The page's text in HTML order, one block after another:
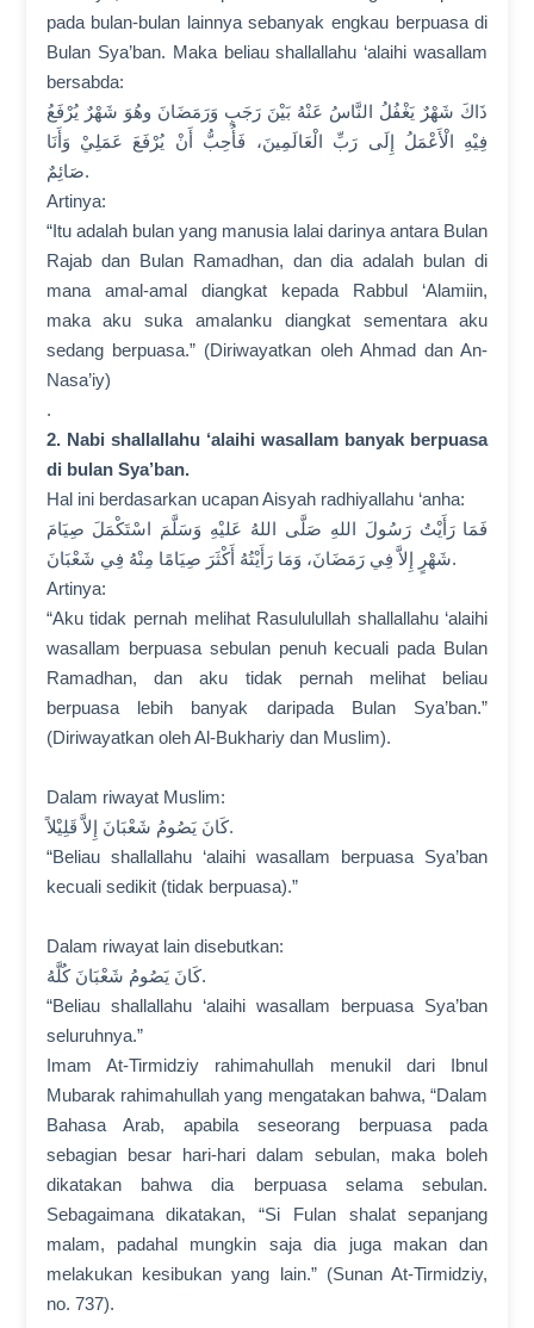
pada bulan-bulan lainnya sebanyak engkau berpuasa di
Bulan Sya’ban. Maka beliau shallallahu ‘alaihi wasallam
bersabda:
ذَاكَ شَهْرٌ يَغْفُلُ النَّاسُ عَنْهُ بَيْنَ رَجَبٍ وَرَمَضَانَ وهُوَ شَهْرٌ يُرْفَعُ
فِيْهِ الْأَعْمَلُ إِلَی رَبِّ الْعَالَمِينَ، فَأُحِبُّ أَنْ يُرْفَعَ عَمَلِيْ وَأَنَا
صَائِمٌ.
Artinya:
“Itu adalah bulan yang manusia lalai darinya antara Bulan
Rajab dan Bulan Ramadhan, dan dia adalah bulan di
mana amal-amal diangkat kepada Rabbul ‘Alamiin,
maka aku suka amalanku diangkat sementara aku
sedang berpuasa.” (Diriwayatkan oleh Ahmad dan An-
Nasa’iy)
.
2. Nabi shallallahu ‘alaihi wasallam banyak berpuasa
di bulan Sya’ban.
Hal ini berdasarkan ucapan Aisyah radhiyallahu ‘anha:
فَمَا رَأَيْتُ رَسُولَ اللهِ صَلَّی اللهُ عَليْهِ وَسَلَّمَ اسْتَكْمَلَ صِيَامَ
شَهْرٍ إِلاَّ فِي رَمَضَانَ، وَمَا رَأَيْتُهُ أَكْثَرَ صِيَامًا مِنْهُ فِي شَعْبَانَ.
Artinya:
“Aku tidak pernah melihat Rasululullah shallallahu ‘alaihi
wasallam berpuasa sebulan penuh kecuali pada Bulan
Ramadhan, dan aku tidak pernah melihat beliau
berpuasa lebih banyak daripada Bulan Sya’ban.”
(Diriwayatkan oleh Al-Bukhariy dan Muslim).
Dalam riwayat Muslim:
كَانَ يَصُومُ شَعْبَانَ إِلاَّ قَلِيْلاً.
“Beliau shallallahu ‘alaihi wasallam berpuasa Sya’ban
kecuali sedikit (tidak berpuasa).”
Dalam riwayat lain disebutkan:
كَانَ يَصُومُ شَعْبَانَ كُلَّهُ.
“Beliau shallallahu ‘alaihi wasallam berpuasa Sya’ban
seluruhnya.”
Imam At-Tirmidziy rahimahullah menukil dari Ibnul
Mubarak rahimahullah yang mengatakan bahwa, “Dalam
Bahasa Arab, apabila seseorang berpuasa pada
sebagian besar hari-hari dalam sebulan, maka boleh
dikatakan bahwa dia berpuasa selama sebulan.
Sebagaimana dikatakan, “Si Fulan shalat sepanjang
malam, padahal mungkin saja dia juga makan dan
melakukan kesibukan yang lain.” (Sunan At-Tirmidziy,
no. 737).